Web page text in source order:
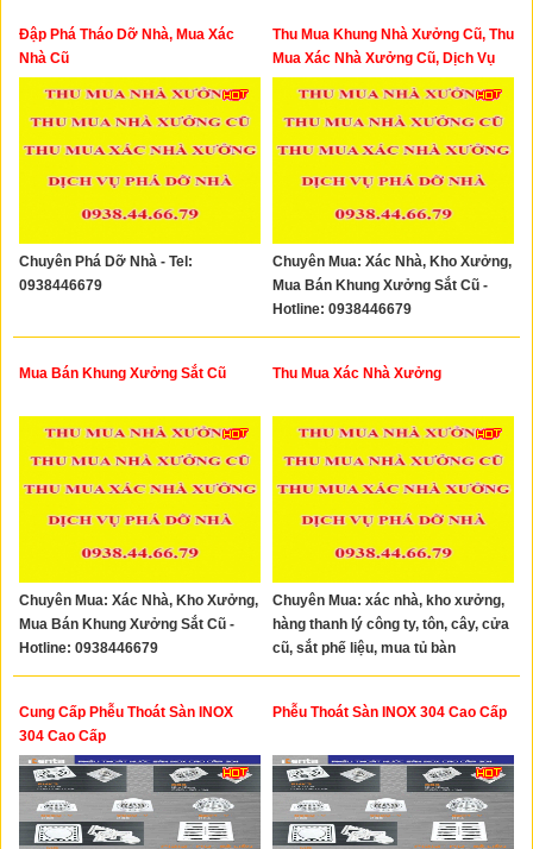
Đập Phá Tháo Dỡ Nhà, Mua Xác
Nhà Cũ
Chuyên Phá Dỡ Nhà - Tel:
0938446679
Thu Mua Khung Nhà Xưởng Cũ, Thu
Mua Xác Nhà Xưởng Cũ, Dịch Vụ
Phá Dỡ Nhà TPHCM
Chuyên Mua: Xác Nhà, Kho Xưởng,
Mua Bán Khung Xưởng Sắt Cũ -
Hotline: 0938446679
Mua Bán Khung Xưởng Sắt Cũ
Chuyên Mua: Xác Nhà, Kho Xưởng,
Mua Bán Khung Xưởng Sắt Cũ -
Hotline: 0938446679
Thu Mua Xác Nhà Xưởng
Chuyên Mua: xác nhà, kho xưởng,
hàng thanh lý công ty, tôn, cây, cửa
cũ, sắt phế liệu, mua tủ bàn
ghế...0938446679
Cung Cấp Phễu Thoát Sàn INOX
304 Cao Cấp
Phễu Thoát Sàn INOX 304 Cao Cấp